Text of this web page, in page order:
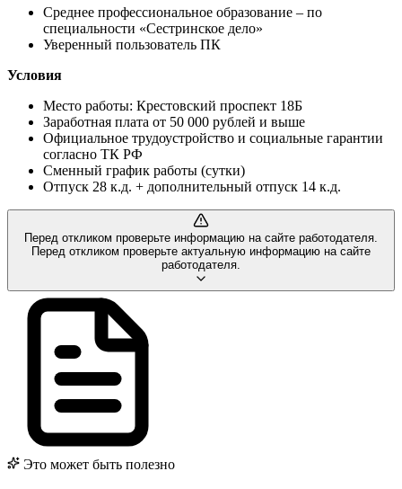
Среднее профессиональное образование – по
специальности «Сестринское дело»
Уверенный пользователь ПК
Условия
Место работы: Крестовский проспект 18Б
Заработная плата от 50 000 рублей и выше
Официальное трудоустройство и социальные гарантии
согласно ТК РФ
Сменный график работы (сутки)
Отпуск 28 к.д. + дополнительный отпуск 14 к.д.
Перед откликом проверьте информацию на сайте работодателя.
Перед откликом проверьте актуальную информацию на сайте
работодателя.
Это может быть полезно